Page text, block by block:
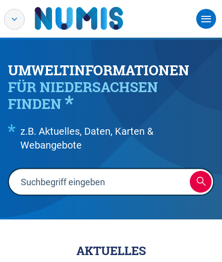
UMWELTINFORMATIONEN
FÜR NIEDERSACHSEN
FINDEN
z.B. Aktuelles, Daten, Karten &
Webangebote
AKTUELLES